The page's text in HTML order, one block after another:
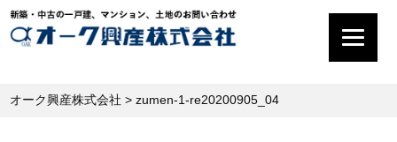
オーク興産株式会社 >zumen-1-re20200905_04